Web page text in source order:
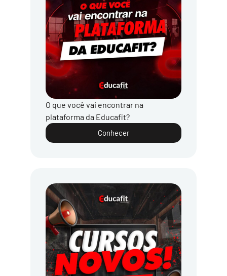
O que você vai encontrar na
plataforma da Educafit?
Conhecer